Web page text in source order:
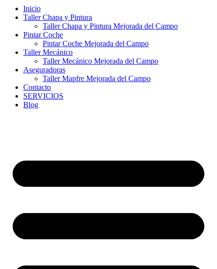
Inicio
Taller Chapa y Pintura
Taller Chapa y Pintura Mejorada del Campo
Pintar Coche
Pintar Coche Mejorada del Campo
Taller Mecánico
Taller Mecánico Mejorada del Campo
Aseguradoras
Taller Mapfre Mejorada del Campo
Contacto
SERVICIOS
Blog